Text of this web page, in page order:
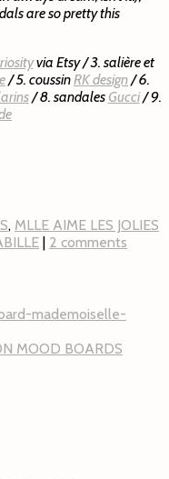
are so pretty this
via Etsy / 3. salière et
/ 5. coussinRK design/ 6.
/ 8. sandales Gucci/ 9.
, MLLE AIME LES JOLIES
| 2 comments
MOOD BOARDS